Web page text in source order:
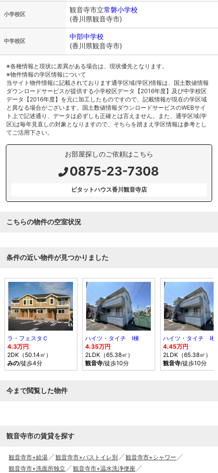
小学校区
観音寺市立常磐小学校
(香川県観音寺市)
中学校区
中部中学校
(香川県観音寺市)
※各種情報と現状に差異がある場合は、現状優先となります。
※物件情報の学区情報について
当サイト物件情報に記載されております通学区域(学区)情報は、国土数値情報
ダウンロードサービスが提供する小学校区データ【2016年度】及び中学校区
データ【2016年度】を元に加工したものですので、記載情報が現在の学区域
と異なる場合がございます。国土数値情報ダウンロードサービスのWEBサイ
ト上で記述通り、データは必ずしも正確とは言えません。また、通学区域(学
区)は毎年見直しの対象となりますので、そちらを踏まえ学区情報は参考とし
てご活用下さい。
お部屋探しのご依頼はこちら
0875-23-7308
ピタットハウス香川観音寺店
こちらの物件の空室状況
条件の近い物件が見つかりました
ラ・フェスタＣ
4.3万円
2DK（50.14㎡）
みの/徒歩4分
ハイツ・タイチ Ⅰ棟
4.35万円
2LDK（65.38㎡）
観音寺/徒歩10分
ハイツ・タイチ Ⅰ棟
4.45万円
2LDK（65.38㎡）
観音寺/徒歩10分
今まで閲覧した物件
観音寺市の賃貸を探す
観音寺市+給湯 観音寺市+バストイレ別
観音寺市+シャワー
観音寺市+洗面所独立
観音寺市+温水洗浄便座